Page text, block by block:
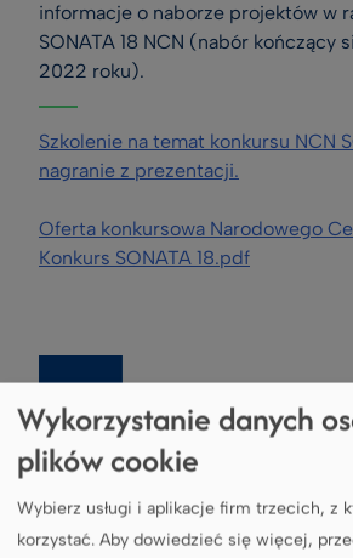
informacje o naborze projektów w
SONATA 18 NCN (nabór kończący
2022 roku).
Szkolenie na temat konkursu NCN
nagranie z prezentacji.
Oferta konkursowa Narodowego
Konkurs SONATA 18.pdf
Wykorzystanie danych
plików cookie
Wybierz usługi i aplikacje firm trzecich, z
korzystać. Aby dowiedzieć się więcej,